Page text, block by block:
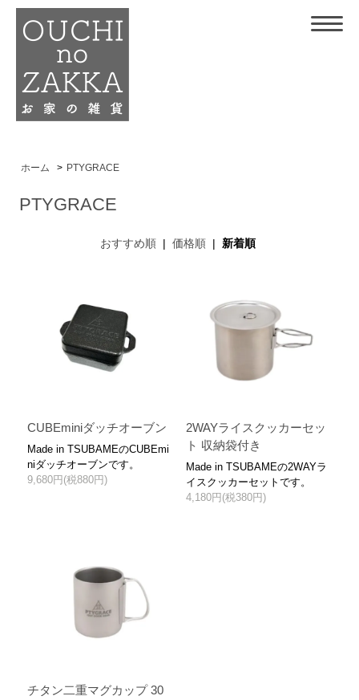
ホーム > PTYGRACE
PTYGRACE
おすすめ順| 価格順| 新着順
CUBEminiダッチオーブン
Made in TSUBAMEのCUBEmi
niダッチオーブンです。
9,680円(税880円)
2WAYライスクッカーセッ
ト 収納袋付き
Made in TSUBAMEの2WAYラ
イスクッカーセットです。
4,180円(税380円)
チタン二重マグカップ 30